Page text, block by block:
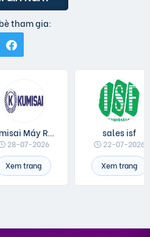
tham gia:
Kumisai Máy Rửa Xe
28-07-2026
Xem trang
sales isf
22-07-2026
Xem trang